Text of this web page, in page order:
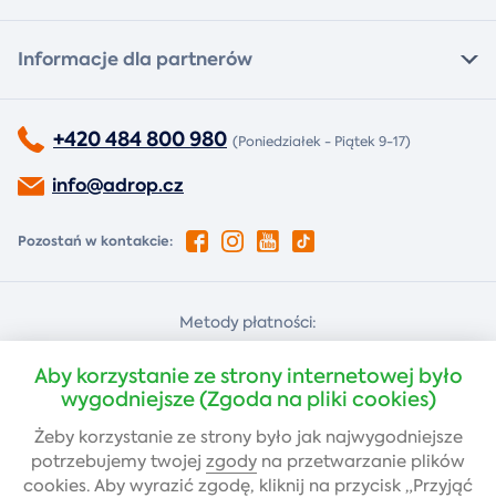
Informacje dla partnerów
+420 484 800 980 (Poniedziałek - Piątek 9-17)
info@adrop.cz
Pozostań w kontakcie:
Metody płatności:
Za pobraniem Płatność kartą
Przelew bankowy
Aby korzystanie ze strony internetowej było
wygodniejsze (Zgoda na pliki cookies)
Żeby korzystanie ze strony było jak najwygodniejsze
potrzebujemy twojej zgody na przetwarzanie plików
cookies. Aby wyrazić zgodę, kliknij na przycisk „Przyjąć